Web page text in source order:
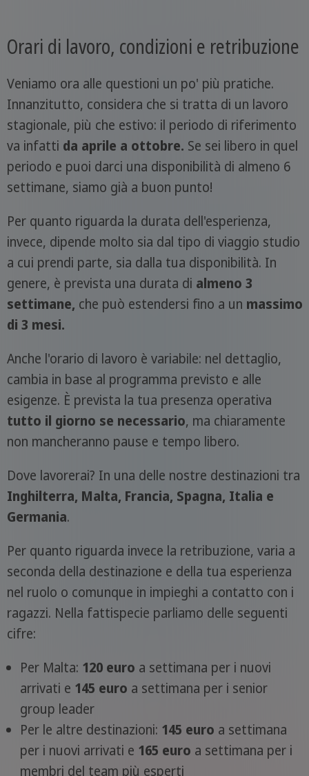
Orari di lavoro, condizioni e retribuzione
Veniamo ora alle questioni un po' più pratiche.
Innanzitutto, considera che si tratta di un lavoro
stagionale, più che estivo: il periodo di riferimento
va infatti da aprile a ottobre. Se sei libero in quel
periodo e puoi darci una disponibilità di almeno 6
settimane, siamo già a buon punto!
Per quanto riguarda la durata dell'esperienza,
invece, dipende molto sia dal tipo di viaggio studio
a cui prendi parte, sia dalla tua disponibilità. In
genere, è prevista una durata di almeno 3
settimane, che può estendersi fino a un massimo
di 3 mesi.
Anche l'orario di lavoro è variabile: nel dettaglio,
cambia in base al programma previsto e alle
esigenze. È prevista la tua presenza operativa
tutto il giorno se necessario, ma chiaramente
non mancheranno pause e tempo libero.
Dove lavorerai? In una delle nostre destinazioni tra
Inghilterra, Malta, Francia, Spagna, Italia e
Germania.
Per quanto riguarda invece la retribuzione, varia a
seconda della destinazione e della tua esperienza
nel ruolo o comunque in impieghi a contatto con i
ragazzi. Nella fattispecie parliamo delle seguenti
cifre:
Per Malta: 120 euro a settimana per i nuovi
arrivati e 145 euro a settimana per i senior
group leader
Per le altre destinazioni: 145 euro a settimana
per i nuovi arrivati e 165 euro a settimana per i
membri del team più esperti